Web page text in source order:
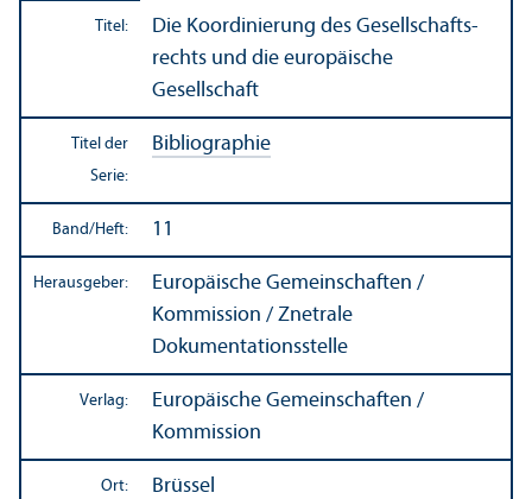
Titel:
Die Koordinierung des Gesellschafts­
rechts und die europäische
Gesellschaft
Titel der
Serie:
Bibliographie
Band/Heft: 11
Herausgeber:
Europäische Gemeinschaften /
Kommission / Znetrale
Dokumentations­stelle
Verlag:
Europäische Gemeinschaften /
Kommission
Ort: Brüssel